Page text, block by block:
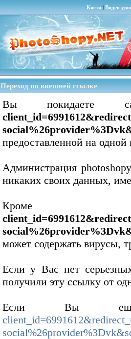
Кисти |Видео
Переход по внешней ссылке
Вы покидаете
предоставленной на
Администрация
никаких своих данных,
может содержать вирусы,
Если у Вас нет
получили эту ссылку от
Если Вы